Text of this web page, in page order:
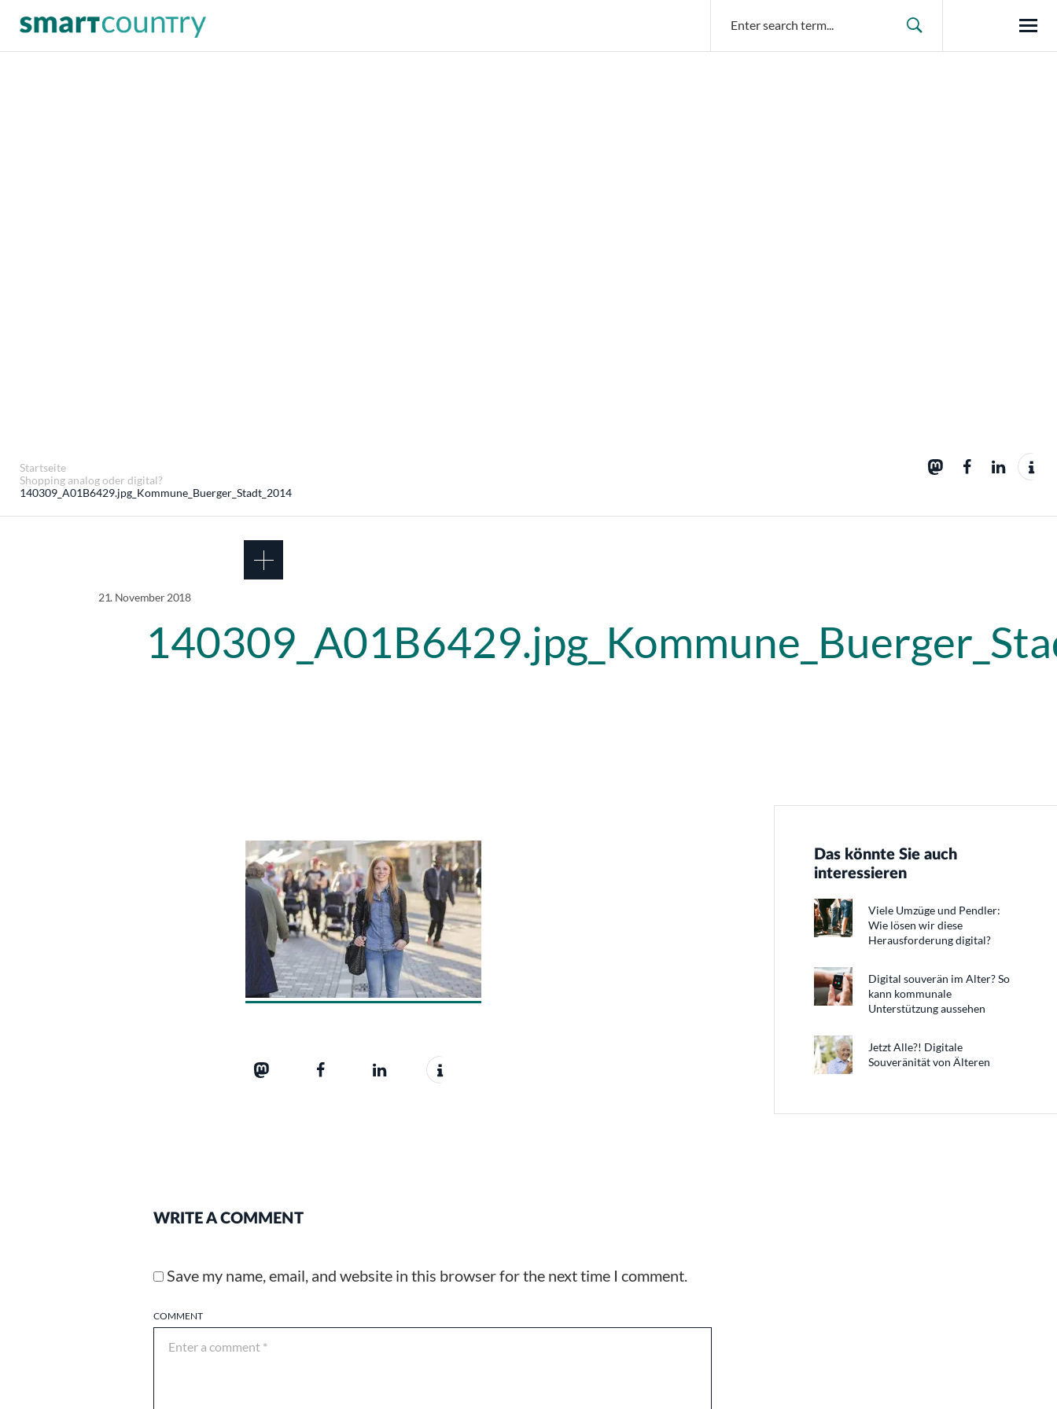
Startseite
Shopping analog oder digital?
140309_A01B6429.jpg_Kommune_Buerger_Stadt_2014
21. November 2018
Das könnte Sie auch
interessieren
Viele Umzüge und Pendler:
Wie lösen wir diese
Herausforderung digital?
Digital souverän im Alter? So
kann kommunale
Unterstützung aussehen
Jetzt Alle?! Digitale
Souveränität von Älteren
WRITE A COMMENT
COMMENT
Save my name, email, and website in this browser for the next time I comment.